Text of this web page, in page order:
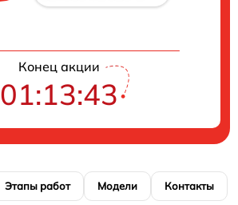
Конец акции
01:13:42
Этапы работ Модели Контакты